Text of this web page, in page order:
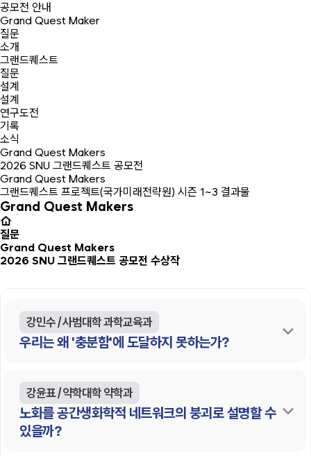
공모전 안내
Grand Quest Maker
질문
소개
그랜드퀘스트
질문
설계
설계
연구도전
기록
소식
Grand Quest Makers
2026 SNU 그랜드퀘스트 공모전
Grand Quest Makers
그랜드퀘스트 프로젝트(국가미래전략원) 시즌 1~3 결과물
Grand Quest Makers
질문
Grand Quest Makers
2026 SNU 그랜드퀘스트 공모전 수상작
우리는 왜 '충분함'에 도달하지 못하는가?
강민수 / 사범대학 과학교육과
노화를 공간생화학적 네트워크의 붕괴로 설명할 수
있을까?
강윤표 / 약학대학 약학과